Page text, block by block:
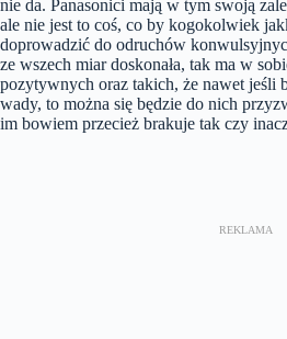
nie da. Panasonici mają w tym swoją
ale nie jest to coś, co by kogokolwiek
doprowadzić do odruchów
ze wszech miar doskonała, tak ma w
pozytywnych oraz takich, że nawet jeśli
wady, to można się będzie do nich
im bowiem przecież brakuje tak czy